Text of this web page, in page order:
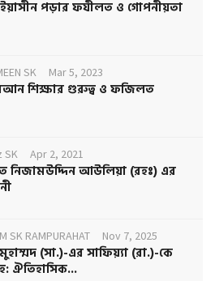
পড়ার ফযীলত ও গোপনীয়তা
SK Mar 5, 2023
শিক্ষার গুরুত্ব ও ফজিলত
SK Apr 2, 2021
নিজামউদ্দিন আউলিয়া (রহঃ) এর
SK RAMPURAHAT Nov 7, 2025
(সা.)-এর সাফিয়্যা (রা.)-কে
ঐতিহাসিক...